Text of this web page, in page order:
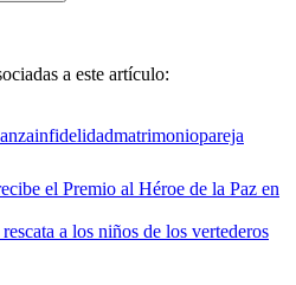
a este artículo:
infidelidadmatrimoniopareja
el Premio al Héroe de la Paz en
a los niños de los vertederos